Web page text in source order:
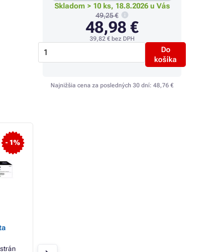
Skladom > 10 ks, 18.8.2026 u Vás
49,25 €
48,98 €
39,82 €bez DPH
Do
košíka
Najnižšia cena za posledných 30 dní: 48,76 €
- 1%